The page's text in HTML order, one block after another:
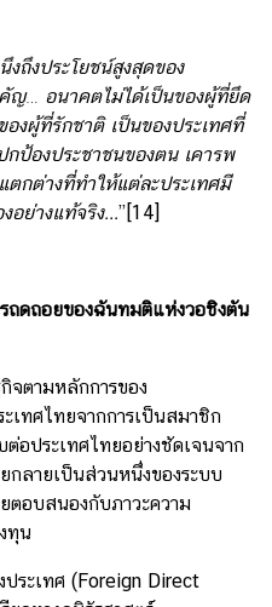
ถึงประโยชน์สูงสุดของ
ญ… อนาคตไม่ได้เป็นของผู้ที่ยึด
งผู้ที่รักชาติ เป็นของประเทศที่
ป้องประชาชนของตน เคารพ
กต่างที่ทำให้แต่ละประเทศมี
อย่างแท้จริง...”[14]
ถดถอยของฉันทมติแห่งวอชิงตัน
ามหลักการของ
เทศไทยจากการเป็นสมาชิก
อประเทศไทยอย่างชัดเจนจาก
กลายเป็นส่วนหนึ่งของระบบ
อบสนองกับภาวะความ
ทุน
เทศ (Foreign Direct